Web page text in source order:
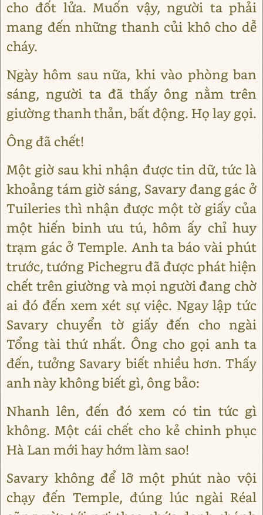
cho đốt lửa. Muốn vậy, người ta phải
mang đến những thanh củi khô cho dễ
cháy.
Ngày hôm sau nữa, khi vào phòng ban
sáng, người ta đã thấy ông nằm trên
giường thanh thản, bất động. Họ lay gọi.
Ông đã chết!
Một giờ sau khi nhận được tin dữ, tức là
khoảng tám giờ sáng, Savary đang gác ở
Tuileries thì nhận được một tờ giấy của
một hiến binh ưu tú, hôm ấy chỉ huy
trạm gác ở Temple. Anh ta báo vài phút
trước, tướng Pichegru đã được phát hiện
chết trên giường và mọi người đang chờ
ai đó đến xem xét sự việc. Ngay lập tức
Savary chuyển tờ giấy đến cho ngài
Tổng tài thứ nhất. Ông cho gọi anh ta
đến, tưởng Savary biết nhiều hơn. Thấy
anh này không biết gì, ông bảo:
Nhanh lên, đến đó xem có tin tức gì
không. Một cái chết cho kẻ chinh phục
Hà Lan mới hay hớm làm sao!
Savary không để lỡ một phút nào vội
chạy đến Temple, đúng lúc ngài Réal